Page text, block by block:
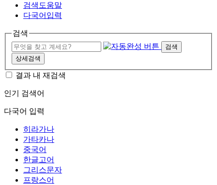
검색도움말
다국어입력
검색
검색
상세검색
결과 내 재검색
인기 검색어
다국어 입력
히라가나
가타카나
중국어
한글고어
그리스문자
프랑스어